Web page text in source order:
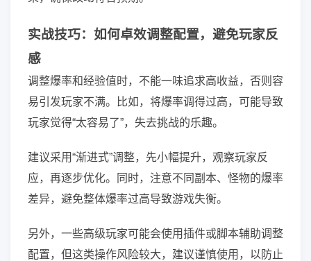
实战技巧：如何卓效调整配置，避免玩家反
感
调整爆率和经验值时，不能一味追求高收益，否则容
易引发玩家不满。比如，将爆率调得过高，可能导致
玩家觉得“太容易了”，失去挑战的乐趣。
建议采用“渐进式”调整，先小幅提升，观察玩家反
应，再逐步优化。同时，注意不同副本、怪物的爆率
差异，避免整体爆率过高导致游戏失衡。
另外，一些高级玩家可能会使用插件或脚本辅助调整
配置，但这类操作风险较大，建议谨慎使用，以防止